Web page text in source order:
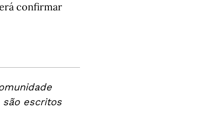
confirmar
escritos